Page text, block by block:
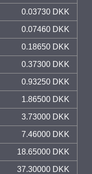
0.03730 DKK
0.07460 DKK
0.18650 DKK
0.37300 DKK
0.93250 DKK
1.86500 DKK
3.73000 DKK
7.46000 DKK
18.65000 DKK
37.30000 DKK